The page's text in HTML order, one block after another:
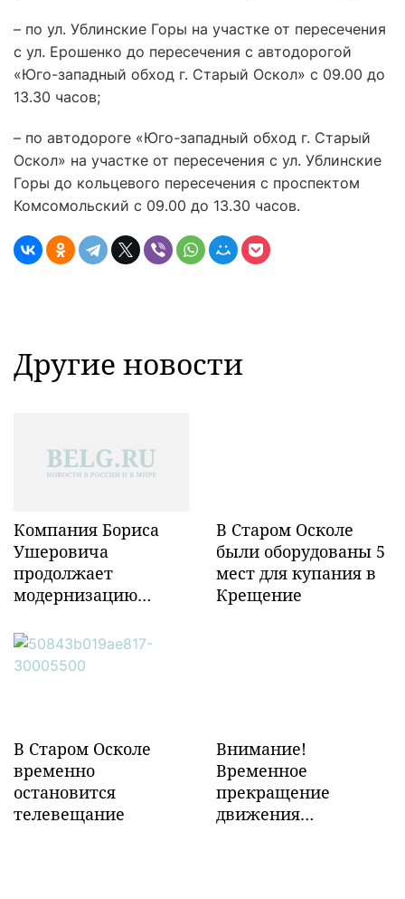
– по ул. Ублинские Горы на участке от пересечения
с ул. Ерошенко до пересечения с автодорогой
«Юго-западный обход г. Старый Оскол» с 09.00 до
13.30 часов;
– по автодороге «Юго-западный обход г. Старый
Оскол» на участке от пересечения с ул. Ублинские
Горы до кольцевого пересечения с проспектом
Комсомольский с 09.00 до 13.30 часов.
Другие новости
Компания Бориса
Ушеровича
продолжает
модернизацию
инфраструктуры в
Забайкалье
В Старом Осколе
были оборудованы 5
мест для купания в
Крещение
В Старом Осколе
временно
остановится
телевещание
Внимание!
Временное
прекращение
движения